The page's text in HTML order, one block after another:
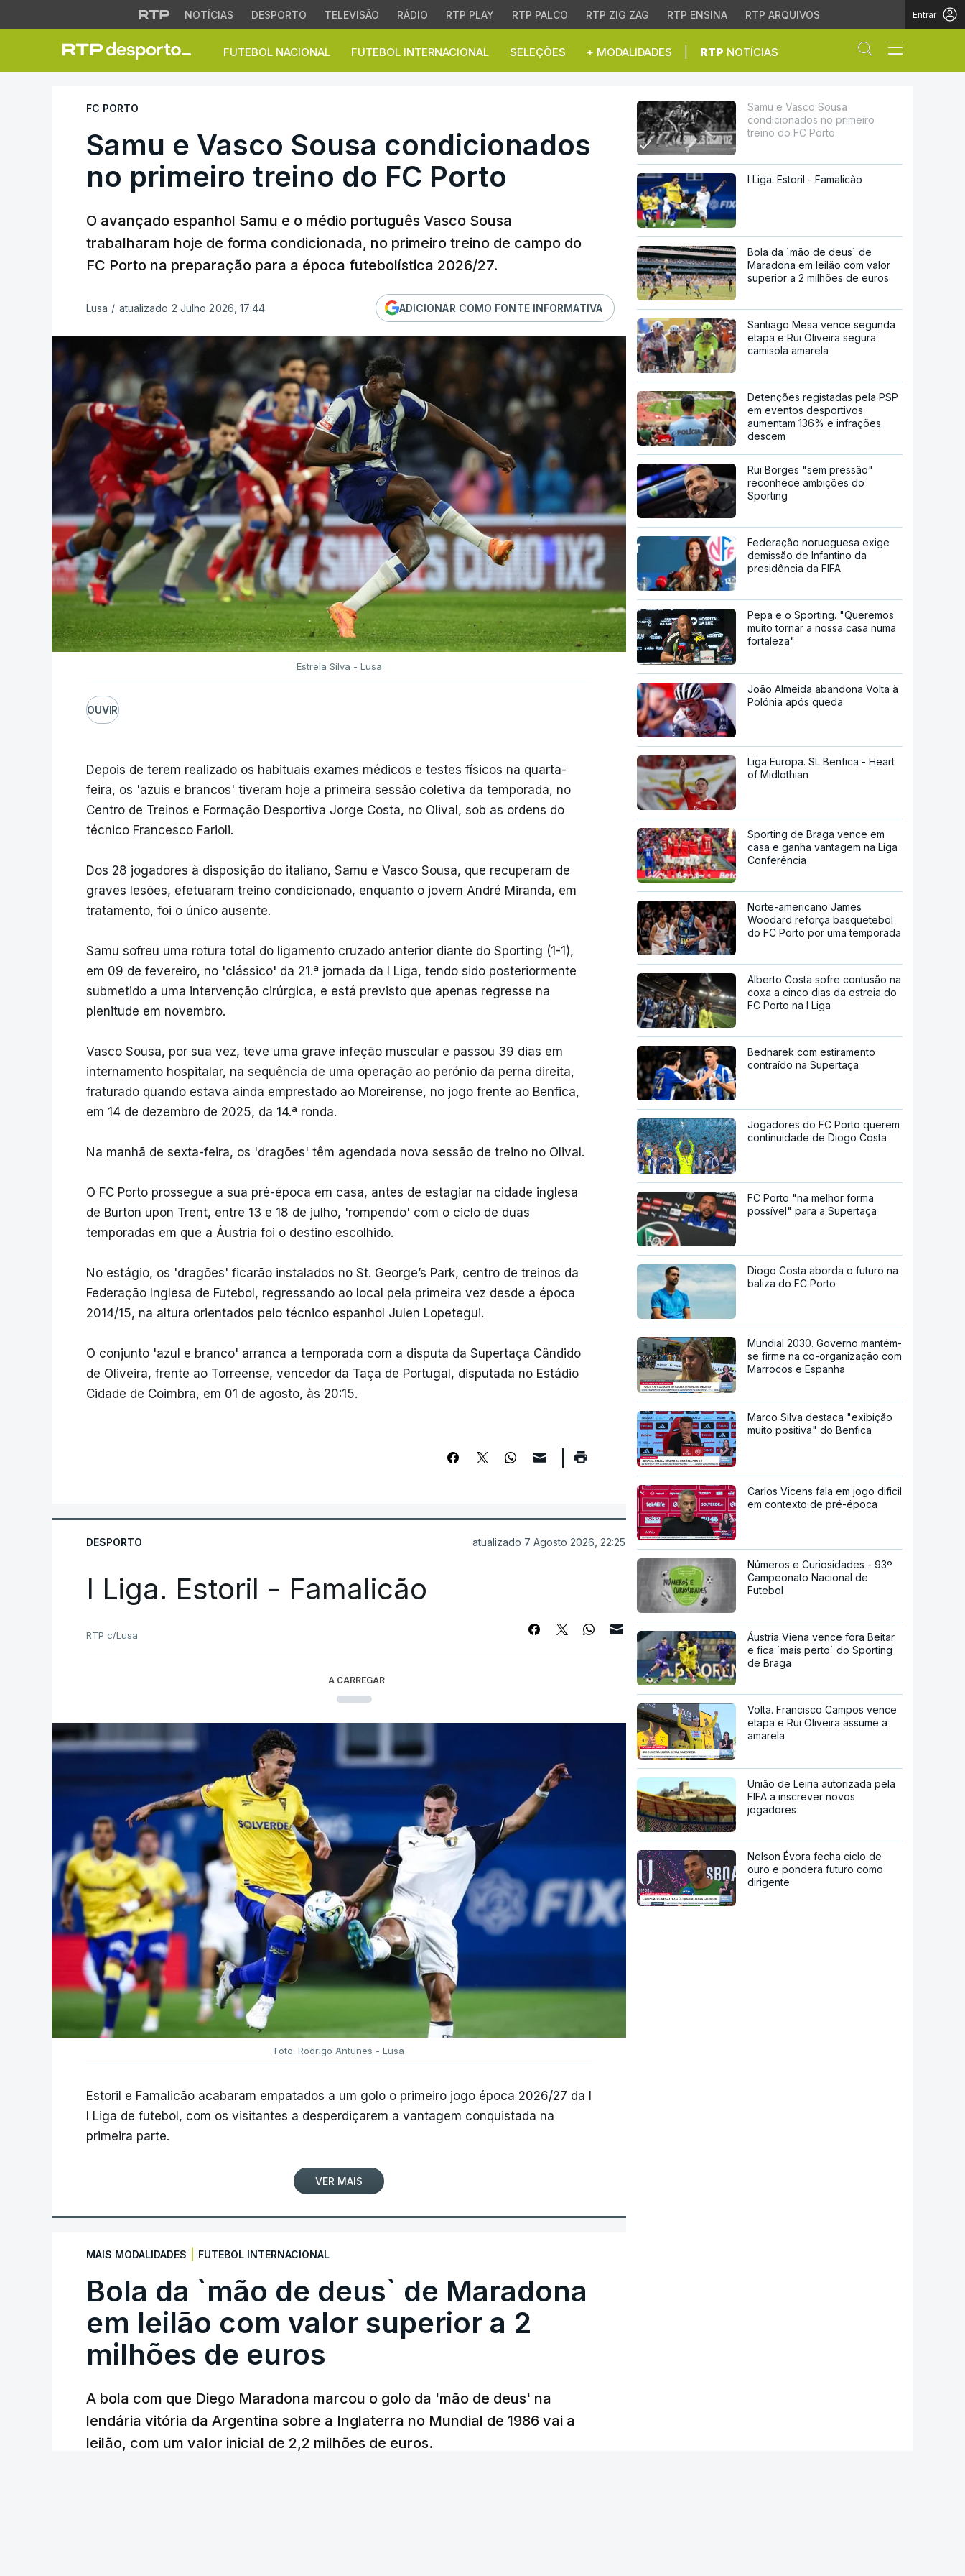
NOTÍCIAS DESPORTO TELEVISÃO RÁDIO RTP PLAY RTP PALCO RTP ZIG ZAG RTP ENSINA RTP ARQUIVOS Entrar
FUTEBOL NACIONAL FUTEBOL INTERNACIONAL SELEÇÕES + MODALIDADES RTP NOTÍCIAS Abrir campo
Samu e Vasco Sousa condicionados no primeiro treino do FC
FC PORTO
Samu e Vasco Sousa condicionados
no primeiro treino do FC Porto
O avançado espanhol Samu e o médio português Vasco Sousa
trabalharam hoje de forma condicionada, no primeiro treino de campo do
FC Porto na preparação para a época futebolística 2026/27.
Lusa / atualizado 2 Julho 2026, 17:44 ADICIONAR COMO FONTE INFORMATIVA
Estrela Silva - Lusa
OUVIR
Depois de terem realizado os habituais exames médicos e testes físicos na quarta-
feira, os 'azuis e brancos' tiveram hoje a primeira sessão coletiva da temporada, no
Centro de Treinos e Formação Desportiva Jorge Costa, no Olival, sob as ordens do
técnico Francesco Farioli.
Dos 28 jogadores à disposição do italiano, Samu e Vasco Sousa, que recuperam de
graves lesões, efetuaram treino condicionado, enquanto o jovem André Miranda, em
tratamento, foi o único ausente.
Samu sofreu uma rotura total do ligamento cruzado anterior diante do Sporting (1-1),
em 09 de fevereiro, no 'clássico' da 21.ª jornada da I Liga, tendo sido posteriormente
submetido a uma intervenção cirúrgica, e está previsto que apenas regresse na
plenitude em novembro.
Vasco Sousa, por sua vez, teve uma grave infeção muscular e passou 39 dias em
internamento hospitalar, na sequência de uma operação ao perónio da perna direita,
fraturado quando estava ainda emprestado ao Moreirense, no jogo frente ao Benfica,
em 14 de dezembro de 2025, da 14.ª ronda.
Na manhã de sexta-feira, os 'dragões' têm agendada nova sessão de treino no Olival.
O FC Porto prossegue a sua pré-época em casa, antes de estagiar na cidade inglesa
de Burton upon Trent, entre 13 e 18 de julho, 'rompendo' com o ciclo de duas
temporadas em que a Áustria foi o destino escolhido.
No estágio, os 'dragões' ficarão instalados no St. George’s Park, centro de treinos da
Federação Inglesa de Futebol, regressando ao local pela primeira vez desde a época
2014/15, na altura orientados pelo técnico espanhol Julen Lopetegui.
O conjunto 'azul e branco' arranca a temporada com a disputa da Supertaça Cândido
de Oliveira, frente ao Torreense, vencedor da Taça de Portugal, disputada no Estádio
Cidade de Coimbra, em 01 de agosto, às 20:15.
DESPORTO atualizado 7 Agosto 2026, 22:25
I Liga. Estoril - Famalicão
RTP c/Lusa
A CARREGAR
Foto: Rodrigo Antunes - Lusa
Estoril e Famalicão acabaram empatados a um golo o primeiro jogo época 2026/27 da I
I Liga de futebol, com os visitantes a desperdiçarem a vantagem conquistada na
primeira parte.
VER MAIS
MAIS MODALIDADES FUTEBOL INTERNACIONAL
Bola da `mão de deus` de Maradona
em leilão com valor superior a 2
milhões de euros
A bola com que Diego Maradona marcou o golo da 'mão de deus' na
lendária vitória da Argentina sobre a Inglaterra no Mundial de 1986 vai a
leilão, com um valor inicial de 2,2 milhões de euros.
Samu e Vasco Sousa
condicionados no primeiro
treino do FC Porto
I Liga. Estoril - Famalicão
Bola da `mão de deus` de
Maradona em leilão com valor
superior a 2 milhões de euros
Santiago Mesa vence segunda
etapa e Rui Oliveira segura
camisola amarela
Detenções registadas pela PSP
em eventos desportivos
aumentam 136% e infrações
descem
Rui Borges "sem pressão"
reconhece ambições do
Sporting
Federação norueguesa exige
demissão de Infantino da
presidência da FIFA
Pepa e o Sporting. "Queremos
muito tornar a nossa casa numa
fortaleza"
João Almeida abandona Volta à
Polónia após queda
Liga Europa. SL Benfica - Heart
of Midlothian
Sporting de Braga vence em
casa e ganha vantagem na Liga
Conferência
Norte-americano James
Woodard reforça basquetebol
do FC Porto por uma temporada
Alberto Costa sofre contusão na
coxa a cinco dias da estreia do
FC Porto na I Liga
Bednarek com estiramento
contraído na Supertaça
Jogadores do FC Porto querem
continuidade de Diogo Costa
FC Porto "na melhor forma
possível" para a Supertaça
Diogo Costa aborda o futuro na
baliza do FC Porto
Mundial 2030. Governo mantém-
se firme na co-organização com
Marrocos e Espanha
Marco Silva destaca "exibição
muito positiva" do Benfica
Carlos Vicens fala em jogo dificil
em contexto de pré-época
Números e Curiosidades - 93º
Campeonato Nacional de
Futebol
Áustria Viena vence fora Beitar
e fica `mais perto` do Sporting
de Braga
Volta. Francisco Campos vence
etapa e Rui Oliveira assume a
amarela
União de Leiria autorizada pela
FIFA a inscrever novos
jogadores
Nelson Évora fecha ciclo de
ouro e pondera futuro como
dirigente